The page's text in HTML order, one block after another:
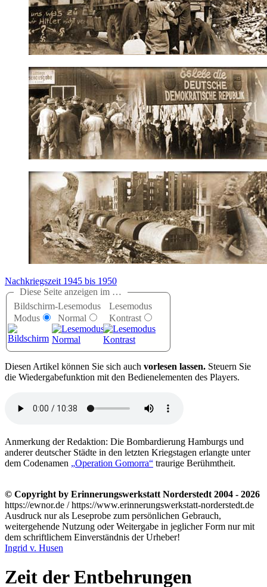
Nachkriegszeit 1945 bis 1950
Diese Seite anzeigen im …
Bildschirm-
Modus
Lesemodus
Normal
Lesemodus
Kontrast
Diesen Artikel können Sie sich auch vorlesen lassen. Steuern Sie
die Wiedergabefunktion mit den Bedienelementen des Players.
Anmerkung der Redaktion: Die Bombardierung Hamburgs und
anderer deutscher Städte in den letzten Kriegstagen erlangte unter
dem Codenamen
Operation Gomorra traurige Berühmtheit.
© Copyright by Erinnerungswerkstatt Norderstedt 2004 - 2026
https://ewnor.de / https://www.erinnerungswerkstatt-norderstedt.de
Ausdruck nur als Leseprobe zum persönlichen Gebrauch,
weitergehende Nutzung oder Weitergabe in jeglicher Form nur mit
dem schriftlichem Einverständnis der Urheber!
Ingrid v. Husen
Zeit der Entbehrungen